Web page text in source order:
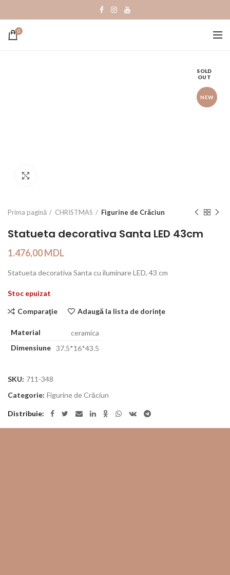
0
SOLD
OUT
NEW
Prima pagină CHRISTMAS Figurine de Crăciun
Statueta decorativa Santa LED 43cm
1.476,00MDL
Statueta decorativa Santa cu iluminare LED, 43 cm
Stoc epuizat
Comparaţie Adaugă la lista de dorințe
Material
ceramica
Dimensiune 37.5*16*43.5
SKU: 711-348
Categorie: Figurine de Crăciun
Distribuie